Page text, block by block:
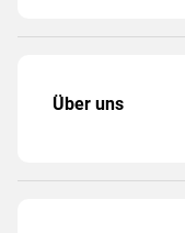
Über uns